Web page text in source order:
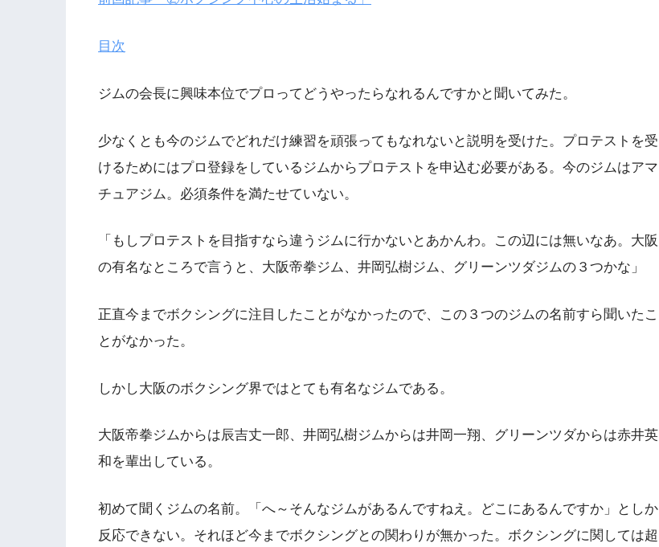
目次
ジムの会長に興味本位でプロってどうやったらなれるんですかと聞いてみた。
少なくとも今のジムでどれだけ練習を頑張ってもなれないと説明を受けた。プロテストを受
けるためにはプロ登録をしているジムからプロテストを申込む必要がある。今のジムはアマ
チュアジム。必須条件を満たせていない。
「もしプロテストを目指すなら違うジムに行かないとあかんわ。この辺には無いなあ。大阪
の有名なところで言うと、大阪帝拳ジム、井岡弘樹ジム、グリーンツダジムの３つかな」
正直今までボクシングに注目したことがなかったので、この３つのジムの名前すら聞いたこ
とがなかった。
しかし大阪のボクシング界ではとても有名なジムである。
大阪帝拳ジムからは辰吉丈一郎、井岡弘樹ジムからは井岡一翔、グリーンツダからは赤井英
和を輩出している。
初めて聞くジムの名前。「へ～そんなジムがあるんですねえ。どこにあるんですか」としか
反応できない。それほど今までボクシングとの関わりが無かった。ボクシングに関しては超